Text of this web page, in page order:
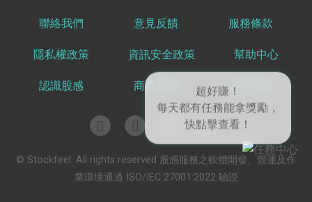
聯絡我們 意見反饋 服務條款
隱私權政策 資訊安全政策 幫助中心
認識股感 商業服務 共享知識
© Stockfeel. All rights reserved 股感服務之軟體開發、營運及作
業環境通過 ISO/IEC 27001:2022 驗證
超好賺！
每天都有任務能拿獎勵，
快點擊查看！
任一文章
出國就缺這咖？股
感會員免費帶回